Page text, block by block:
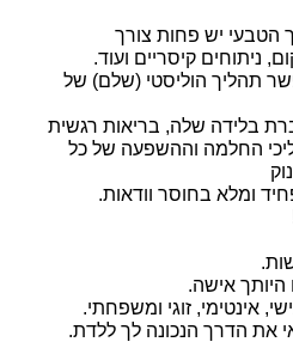
יש פחות צורך
ניתוחים קיסריים ועוד.
תהליך הוליסטי (שלם) של
בלידה שלה, בריאות רגשית
החלמה וההשפעה של כל
ומלא בחוסר וודאות.
אינטימי, זוגי ומשפחתי.
הדרך הנכונה לך ללדת.